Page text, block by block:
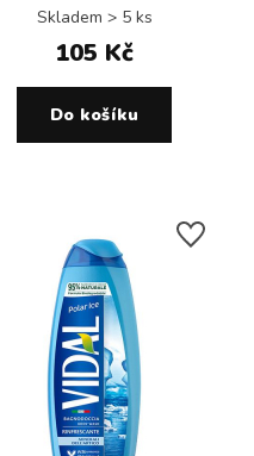
Skladem > 5 ks
105 Kč
Do košíku